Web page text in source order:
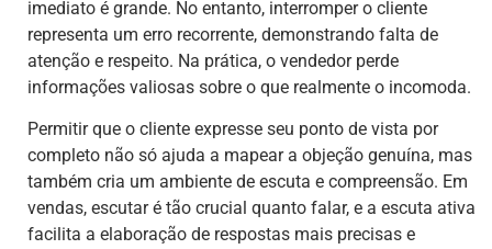
imediato é grande. No entanto, interromper o cliente
representa um erro recorrente, demonstrando falta de
atenção e respeito. Na prática, o vendedor perde
informações valiosas sobre o que realmente o incomoda.
Permitir que o cliente expresse seu ponto de vista por
completo não só ajuda a mapear a objeção genuína, mas
também cria um ambiente de escuta e compreensão. Em
vendas, escutar é tão crucial quanto falar, e a escuta ativa
facilita a elaboração de respostas mais precisas e